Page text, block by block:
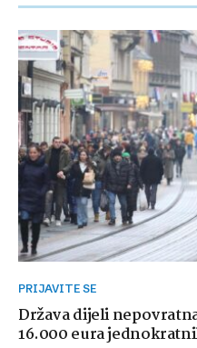
PRIJAVITE SE
Država dijeli
16.000 eura